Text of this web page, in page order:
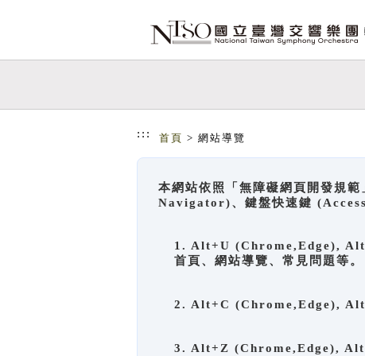
::: 首頁 > 網站導覽
本網站依照「無障礙網頁開發規
Navigator)、鍵盤快速鍵
1. Alt+U (Chrome,Edge),
首頁、網站導覽、常見問題等。
2. Alt+C (Chrome,Edge),
3. Alt+Z (Chrome,Edge),